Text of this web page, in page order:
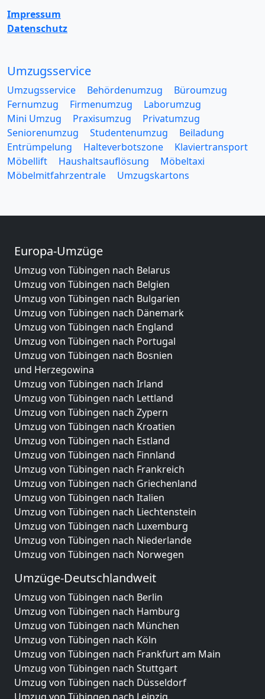
Impressum
Datenschutz
Umzugsservice
Umzugsservice Behördenumzug
Büroumzug
Fernumzug
Firmenumzug
Laborumzug
Mini Umzug
Praxisumzug
Privatumzug
Seniorenumzug
Studentenumzug
Beiladung
Entrümpelung
Halteverbotszone
Klaviertransport
Möbellift
Haushaltsauflösung
Möbeltaxi
Möbelmitfahrzentrale
Umzugskartons
Europa-Umzüge
Umzug von Tübingen nach Belarus
Umzug von Tübingen nach Belgien
Umzug von Tübingen nach Bulgarien
Umzug von Tübingen nach Dänemark
Umzug von Tübingen nach England
Umzug von Tübingen nach Portugal
Umzug von Tübingen nach Bosnien
und Herzegowina
Umzug von Tübingen nach Irland
Umzug von Tübingen nach Lettland
Umzug von Tübingen nach Zypern
Umzug von Tübingen nach Kroatien
Umzug von Tübingen nach Estland
Umzug von Tübingen nach Finnland
Umzug von Tübingen nach Frankreich
Umzug von Tübingen nach Griechenland
Umzug von Tübingen nach Italien
Umzug von Tübingen nach Liechtenstein
Umzug von Tübingen nach Luxemburg
Umzug von Tübingen nach Niederlande
Umzug von Tübingen nach Norwegen
Umzüge-Deutschlandweit
Umzug von Tübingen nach Berlin
Umzug von Tübingen nach Hamburg
Umzug von Tübingen nach München
Umzug von Tübingen nach Köln
Umzug von Tübingen nach Frankfurt am Main
Umzug von Tübingen nach Stuttgart
Umzug von Tübingen nach Düsseldorf